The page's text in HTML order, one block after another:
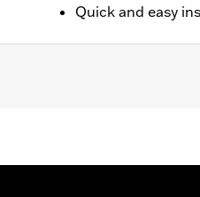
Quick and easy